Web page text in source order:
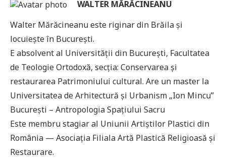
WALTER MĂRĂCINEANU
Walter Mărăcineanu este riginar din Brăila și
locuiește în București.
E absolvent al Universității din București, Facultatea
de Teologie Ortodoxă, secția: Conservarea și
restaurarea Patrimoniului cultural. Are un master la
Universitatea de Arhitectură și Urbanism „Ion Mincu”
București – Antropologia Spațiului Sacru
Este membru stagiar al Uniunii Artiștilor Plastici din
România — Asociația Filiala Artă Plastică Religioasă și
Restaurare.